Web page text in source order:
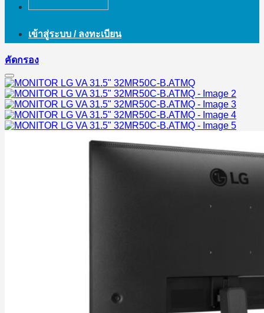
เข้าสู่ระบบ / ลงทะเบียน
คัดกรอง